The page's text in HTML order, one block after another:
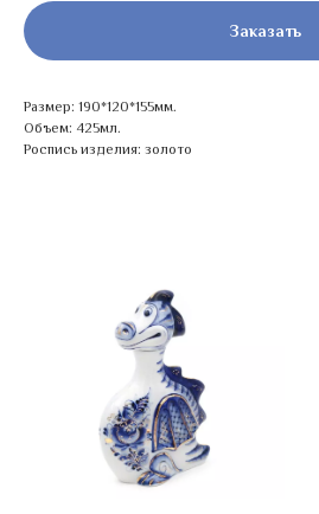
Заказать
Размер: 190*120*155мм.
Объем: 425мл.
Роспись изделия: золото